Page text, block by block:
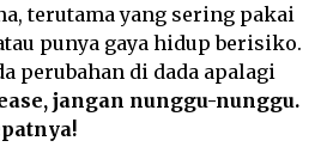
terutama yang sering pakai
punya gaya hidup berisiko.
perubahan di dada apalagi
jangan nunggu-nunggu.